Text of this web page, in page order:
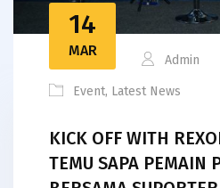
14
MAR
Admin
Event, Latest News
KICK OFF WITH
TEMU SAPA PEMAIN